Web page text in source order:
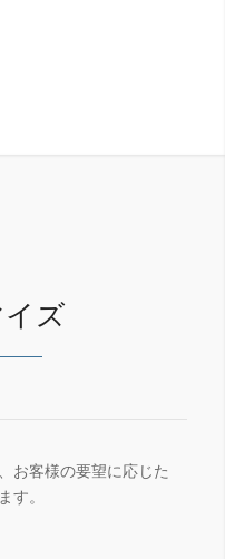
ズ
お客様の要望に応じた
。